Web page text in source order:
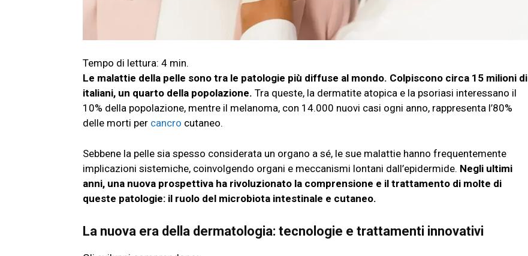
Le malattie della pelle sono tra le patologie più diffuse al mondo. Colpiscono circa 15 milioni di
italiani, un quarto della popolazione. Tra queste, la dermatite atopica e la psoriasi interessano il
10% della popolazione, mentre il melanoma, con 14.000 nuovi casi ogni anno, rappresenta l’80%
delle morti per cancro cutaneo.
Sebbene la pelle sia spesso considerata un organo a sé, le sue malattie hanno frequentemente
implicazioni sistemiche, coinvolgendo organi e meccanismi lontani dall’epidermide. Negli ultimi
anni, una nuova prospettiva ha rivoluzionato la comprensione e il trattamento di molte di
queste patologie: il ruolo del microbiota intestinale e cutaneo.
La nuova era della dermatologia: tecnologie e trattamenti innovativi